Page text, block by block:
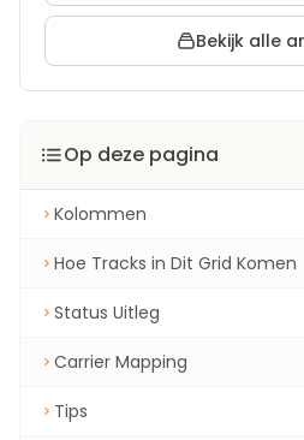
Bekijk alle
Op deze pagina
Kolommen
Hoe Tracks in Dit Grid Komen
Status Uitleg
Carrier Mapping
Tips